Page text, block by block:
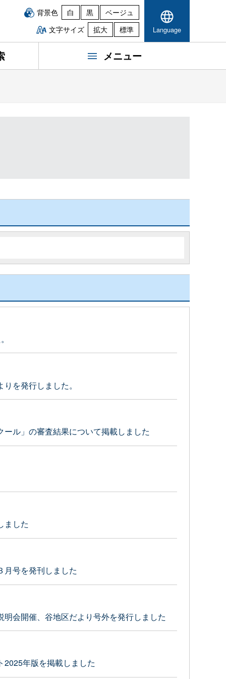
背景色 白 黒
ベージュ
文字サイズ
拡大 標準 Language
メニュー
を発行しました。
ル」の審査結果について掲載しました
ました
月号を発刊しました
会開催、谷地区だより号外を発行しました
年版を掲載しました